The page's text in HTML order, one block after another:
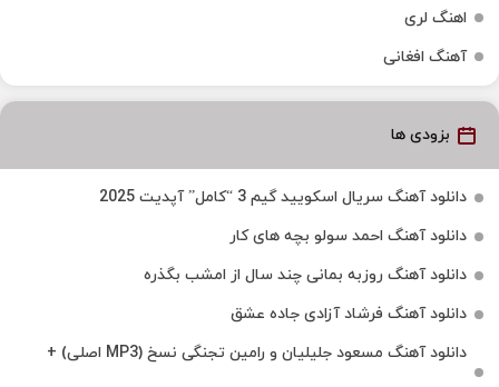
اهنگ لری
آهنگ افغانی
بزودی ها
دانلود آهنگ سریال اسکویید گیم 3 “کامل” آپدیت 2025
دانلود آهنگ احمد سولو بچه های کار
دانلود آهنگ روزبه بمانی چند سال از امشب بگذره
دانلود آهنگ فرشاد آزادی جاده عشق
دانلود آهنگ مسعود جلیلیان و رامین تجنگی نسخ (MP3 اصلی) +